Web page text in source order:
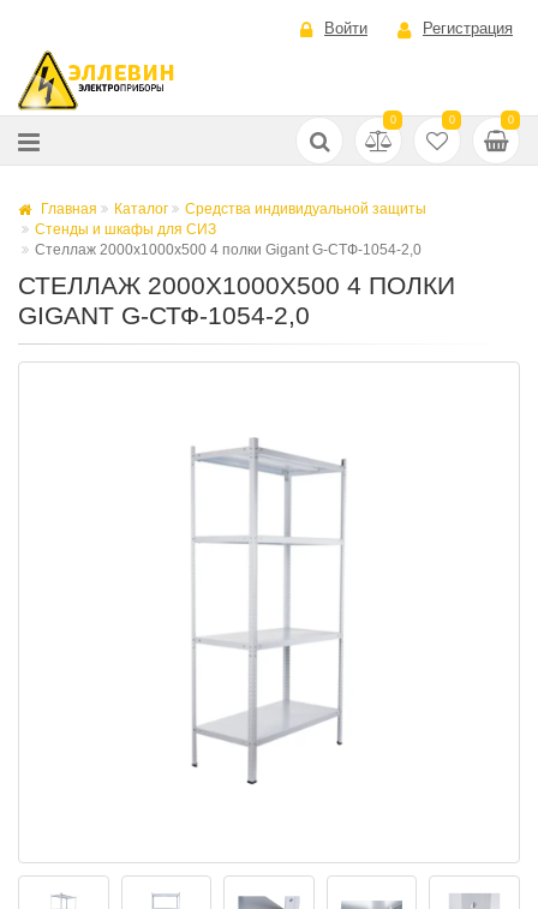
Войти Регистрация
0 0 0
Главная Каталог
Средства индивидуальной защиты
Стенды и шкафы для СИЗ
Стеллаж 2000х1000х500 4 полки Gigant G-СТФ-1054-2,0
СТЕЛЛАЖ 2000Х1000Х500 4 ПОЛКИ
GIGANT G-СТФ-1054-2,0